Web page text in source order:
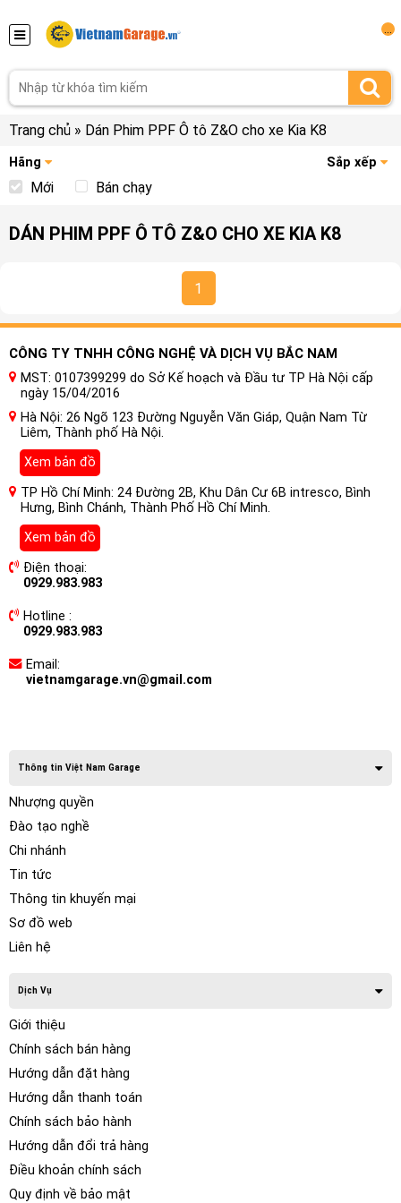
Trang chủ » Dán Phim PPF Ô tô Z&O cho xe Kia K8
Hãng Sắp xếp
Mới Bán chạy
DÁN PHIM PPF Ô TÔ Z&O CHO XE KIA K8
1
CÔNG TY TNHH CÔNG NGHỆ VÀ DỊCH VỤ BẮC NAM
MST: 0107399299 do Sở Kế hoạch và Đầu tư TP Hà Nội cấp
ngày 15/04/2016
Hà Nội: 26 Ngõ 123 Đường Nguyễn Văn Giáp, Quận Nam Từ
Liêm, Thành phố Hà Nội.
Xem bản đồ
TP Hồ Chí Minh: 24 Đường 2B, Khu Dân Cư 6B intresco, Bình
Hưng, Bình Chánh, Thành Phố Hồ Chí Minh.
Xem bản đồ
Điện thoại:
0929.983.983
Hotline :
0929.983.983
Email:
vietnamgarage.vn@gmail.com
Thông tin Việt Nam Garage
Nhượng quyền
Đào tạo nghề
Chi nhánh
Tin tức
Thông tin khuyến mại
Sơ đồ web
Liên hệ
Dịch Vụ
Giới thiệu
Chính sách bán hàng
Hướng dẫn đặt hàng
Hướng dẫn thanh toán
Chính sách bảo hành
Hướng dẫn đổi trả hàng
Điều khoản chính sách
Quy định về bảo mật